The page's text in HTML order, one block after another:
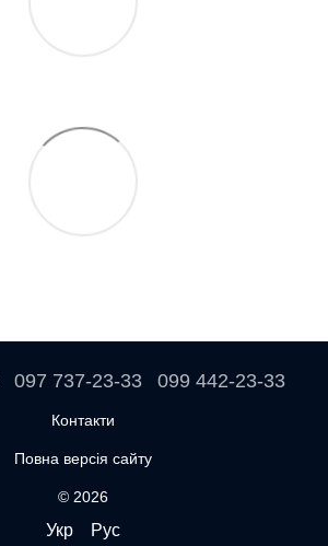
097 737-23-33 099 442-23-33
Контакти
Повна версія сайту
© 2026
Укр Рус